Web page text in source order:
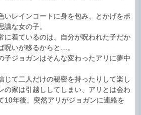
いレインコートに身を包み、とかげをポ
な女の子。
に着ているのは、自分が呪われた子だか
呪いが移るからと…。
子ジョガンはそんな変わったアリに夢中
じて二人だけの秘密を持ったりして楽し
の家は引越ししてしまい、アリとは会わ
10年後、突然アリがジョガンに連絡を